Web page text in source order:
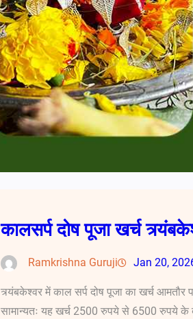
कालसर्प दोष पूजा खर्च
Ramkrishna Guruji Jan 20,
त्र्यंबकेश्वर में काल सर्प दोष पूजा का खर्च आमतौर
सामान्यतः यह खर्च 2500 रुपये से 6500 रुपये के